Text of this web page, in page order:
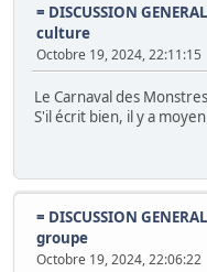
= DISCUSSION
culture
Octobre 19, 2024, 22:11:15
Le Carnaval des
S'il écrit bien, il y a
= DISCUSSION
groupe
Octobre 19, 2024, 22:06:22